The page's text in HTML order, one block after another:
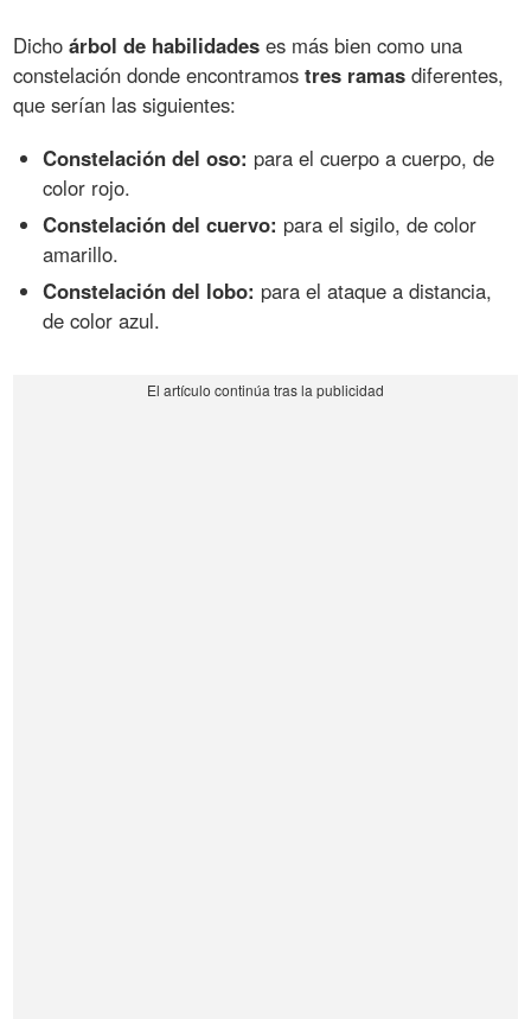
Dichoárbol de habilidades es más bien como una
constelación donde encontramostres ramas diferentes,
que serían las siguientes:
Constelación del oso: para el cuerpo a cuerpo, de
color rojo.
Constelación del cuervo: para el sigilo, de color
amarillo.
Constelación del lobo: para el ataque a distancia,
de color azul.